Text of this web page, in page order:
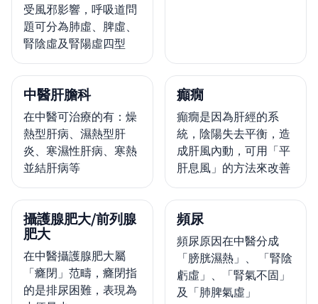
受風邪影響，呼吸道問
題可分為肺虛、脾虛、
腎陰虛及腎陽虛四型
中醫肝膽科
在中醫可治療的有：燥
熱型肝病、濕熱型肝
炎、寒濕性肝病、寒熱
並結肝病等
癲癇
癲癇是因為肝經的系
統，陰陽失去平衡，造
成肝風內動，可用「平
肝息風」的方法來改善
攝護腺肥大/前列腺
肥大
在中醫攝護腺肥大屬
「癃閉」范疇，癃閉指
的是排尿困難，表現為
頻尿
頻尿原因在中醫分成
「膀胱濕熱」、 「腎陰
虧虛」、「腎氣不固」
及「肺脾氣虛」